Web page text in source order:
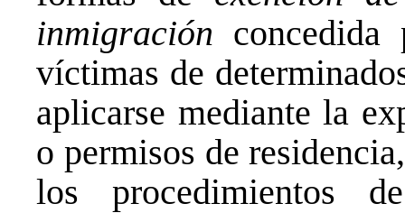
inmigración
víctimas de
aplicarse mediante la
o permisos de
los procedimientos